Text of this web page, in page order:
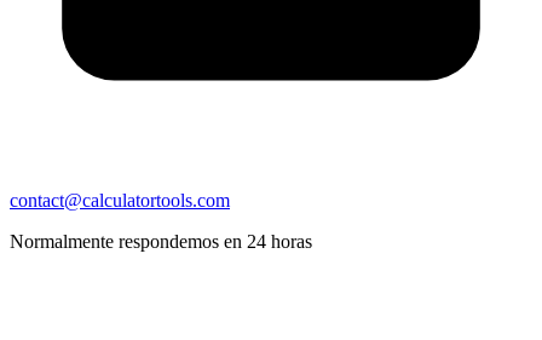
contact@calculatortools.com
Normalmente respondemos en 24 horas